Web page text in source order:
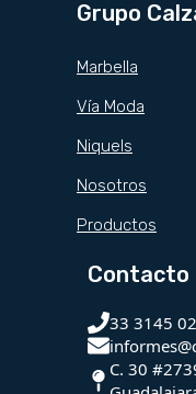
Grupo
Marbella
Vía Moda
Niquels
Nosotros
Productos
Contacto
33 3145
C. 30